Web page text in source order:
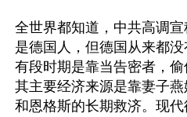
全世界都知道，中共高调
是德国人，但德国从来都
有段时期是靠当告密者，偷
其主要经济来源是靠妻子燕
和恩格斯的长期救济。现